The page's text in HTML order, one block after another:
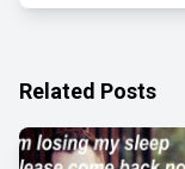
Related Posts